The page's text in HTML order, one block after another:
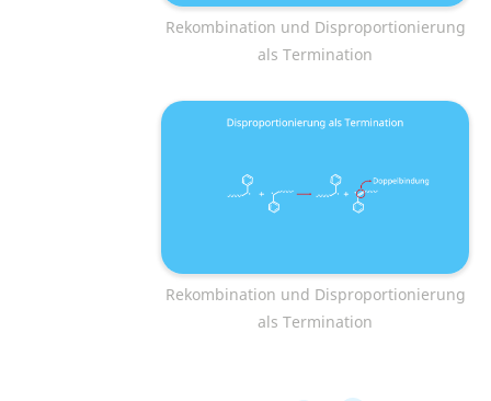
Rekombination und Disproportionierung
als Termination
Rekombination und Disproportionierung
als Termination